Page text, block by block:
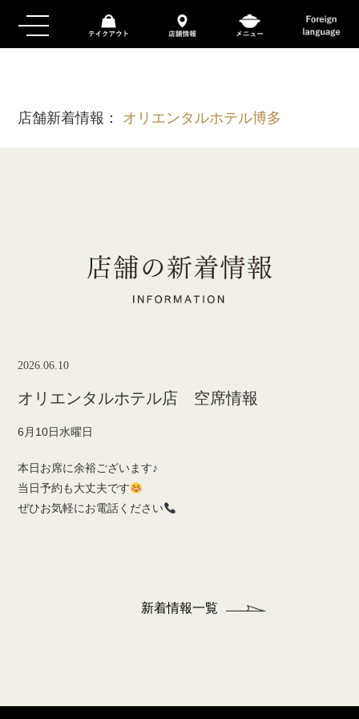
店舗新着情報： オリエンタルホテル博多
2026.06.10
オリエンタルホテル店 空席情報
6月10日水曜日
本日お席に余裕ございます♪
当日予約も大丈夫です
ぜひお気軽にお電話ください
新着情報一覧